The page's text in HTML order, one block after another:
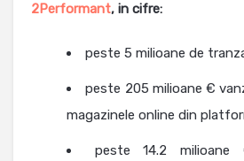
2Performant, in cifre:
peste 5 milioane de
peste 205 milioane €
magazinele online din
peste 14.2